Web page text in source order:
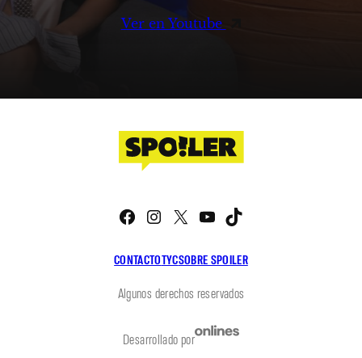
Ver en Youtube
CONTACTOTYCSOBRE SPOILER
Facebook
Instagram
X YouTube
Algunos derechos reservados
Desarrollado por